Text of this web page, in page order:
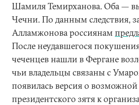
Шамиля Темирханова. Оба —
Чечни. По данным следствия,
Алламжонова россиянам
После неудавшегося
чеченцев нашли в Фергане
чьи владельцы связаны с
появилась версия о
президентского зятя к